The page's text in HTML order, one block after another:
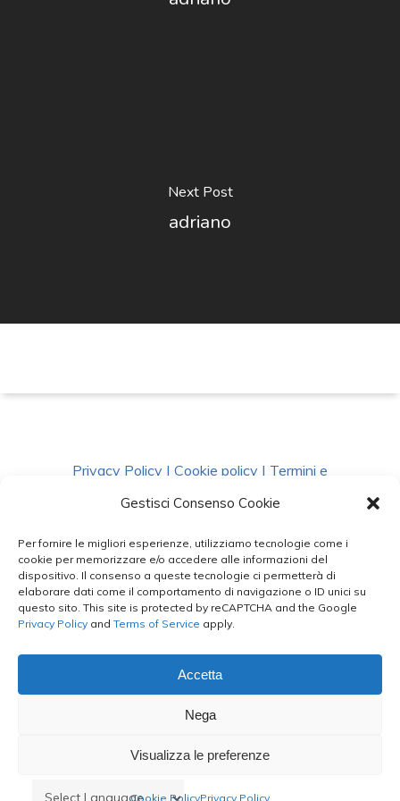
Gestisci Consenso Cookie
Per fornire le migliori esperienze, utilizziamo tecnologie come i
cookie per memorizzare e/o accedere alle informazioni del
dispositivo. Il consenso a queste tecnologie ci permetterà di
elaborare dati come il comportamento di navigazione o ID unici su
questo sito. This site is protected by reCAPTCHA and the Google
Privacy Policy and Terms of Service apply.
Accetta
Nega
Visualizza le preferenze
Cookie PolicyPrivacy Policy
Next Post
adriano
Privacy Policy | Cookie policy | Termini e
Condizioni|Richiedi Dati
facebook instagram whatsappphone
email
Le Bontà del Capo ©